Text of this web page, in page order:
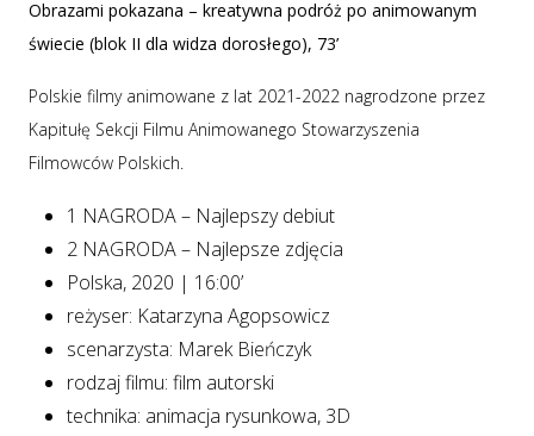
Obrazami pokazana – kreatywna podróż po animowanym
świecie (blok II dla widza dorosłego), 73’
Polskie filmy animowane z lat 2021-2022 nagrodzone przez
Kapitułę Sekcji Filmu Animowanego Stowarzyszenia
Filmowców Polskich.
1 NAGRODA – Najlepszy debiut
2 NAGRODA – Najlepsze zdjęcia
Polska, 2020 | 16:00’
reżyser: Katarzyna Agopsowicz
scenarzysta: Marek Bieńczyk
rodzaj filmu: film autorski
technika: animacja rysunkowa, 3D